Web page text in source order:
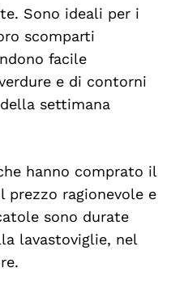
Sono ideali per i
scomparti
facile
e di contorni
settimana
hanno comprato il
prezzo ragionevole e
sono durate
lavastoviglie, nel